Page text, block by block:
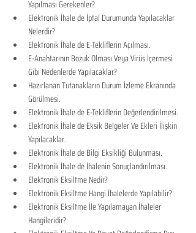
Yapılması Gerekenler?
Elektronik İhale de İptal Durumunda Yapılacaklar
Nelerdir?
Elektronik İhale de E-Tekliflerin Açılması.
E-Anahtarının Bozuk Olması Veya Virüs İçermesi
Gibi Nedenlerde Yapılacaklar?
Hazırlanan Tutanakların Durum İzleme Ekranında
Görülmesi.
Elektronik İhale de E-Tekliflerin Değerlendirilmesi.
Elektronik İhale de Eksik Belgeler Ve Ekleri İlişkin
Yapılacaklar.
Elektronik İhale de Bilgi Eksikliği Bulunması.
Elektronik İhale de İhalenin Sonuçlandırılması.
Elektronik Eksiltme Nedir?
Elektronik Eksiltme Hangi İhalelerde Yapılabilir?
Elektronik Eksiltme İle Yapılamayan İhaleler
Hangileridir?